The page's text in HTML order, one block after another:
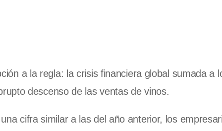
a la regla: la crisis financiera global sumada a
descenso de las ventas de vinos.
cifra similar a las del año anterior, los